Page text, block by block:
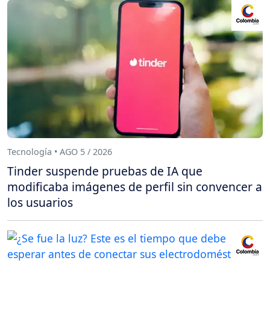
Tecnología • AGO 5 / 2026
Tinder suspende pruebas de IA que
modificaba imágenes de perfil sin convencer a
los usuarios